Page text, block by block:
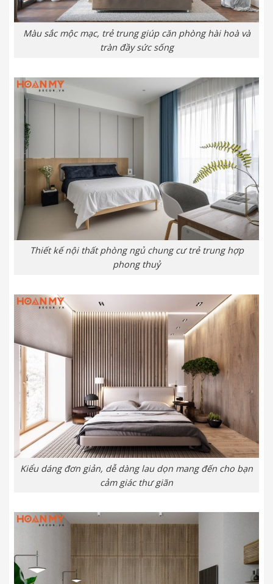
Màu sắc mộc mạc, trẻ trung giúp căn phòng hài hoà và
tràn đầy sức sống
Thiết kế nội thất phòng ngủ chung cư trẻ trung hợp
phong thuỷ
Kiểu dáng đơn giản, dễ dàng lau dọn mang đến cho bạn
cảm giác thư giãn